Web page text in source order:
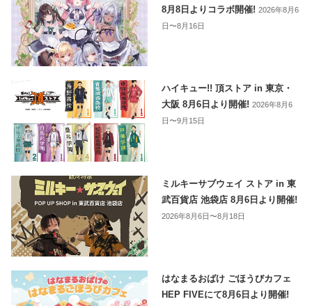
8月8日よりコラボ開催!2026年8月6
日〜8月16日
ハイキュー!! 頂ストア in 東京・
大阪 8月6日より開催!2026年8月6
日〜9月15日
ミルキーサブウェイ ストア in 東
武百貨店 池袋店 8月6日より開催!
2026年8月6日〜8月18日
はなまるおばけ ごほうびカフェ
HEP FIVEにて8月6日より開催!